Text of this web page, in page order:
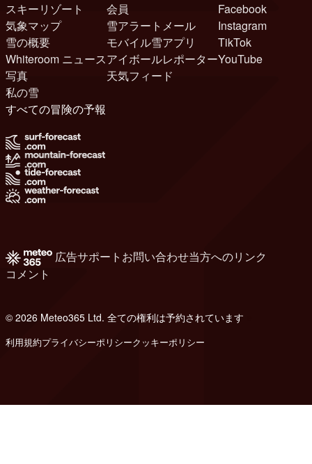
スキーリゾート
気象マップ
雪の概要
Whiteroom ニュース
写真
私の雪
会員
雪アラートメール
モバイル雪アプリ
アイボールレポーター
天気フィード
Facebook
Instagram
TikTok
YouTube
すべての冒険の予報
広告サポート お問い合わせ当方へのリンク
コメント
© 2026 Meteo365 Ltd. 全ての権利は予約されています
利用規約プライバシーポリシークッキーポリシー